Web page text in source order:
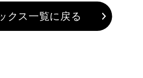
クス一覧に戻る